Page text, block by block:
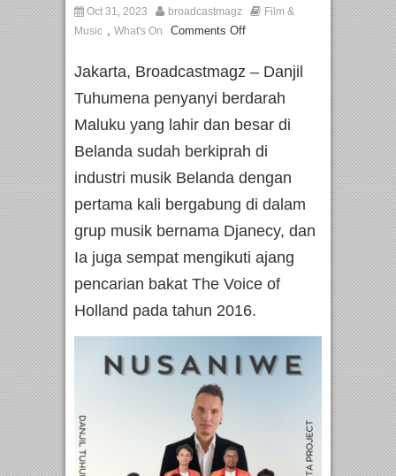
Oct 31, 2023 broadcastmagz
Film &
Music , What's On Comments Off
Jakarta, Broadcastmagz – Danjil
Tuhumena penyanyi berdarah
Maluku yang lahir dan besar di
Belanda sudah berkiprah di
industri musik Belanda dengan
pertama kali bergabung di dalam
grup musik bernama Djanecy, dan
Ia juga sempat mengikuti ajang
pencarian bakat The Voice of
Holland pada tahun 2016.